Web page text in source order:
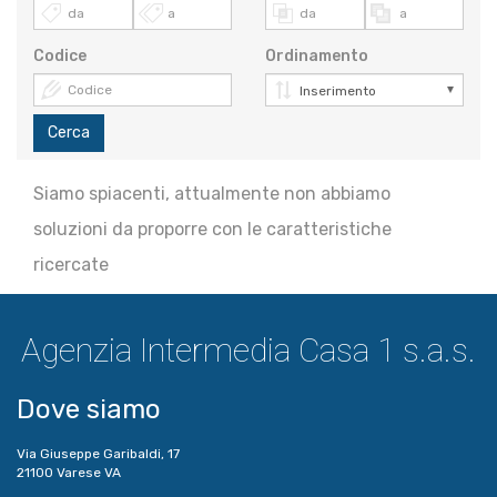
Codice Ordinamento
Cerca
Siamo spiacenti, attualmente non abbiamo
soluzioni da proporre con le caratteristiche
ricercate
Agenzia Intermedia Casa 1 s.a.s.
Dove siamo
Via Giuseppe Garibaldi, 17
21100 Varese VA